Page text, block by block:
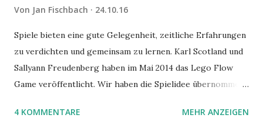
Von Jan Fischbach 24.10.16
Spiele bieten eine gute Gelegenheit, zeitliche Erfahrungen
zu verdichten und gemeinsam zu lernen. Karl Scotland und
Sallyann Freudenberg haben im Mai 2014 das Lego Flow
Game veröffentlicht. Wir haben die Spielidee übernommen,
benutzen wir Material aus Grzegorz Rejchtmans Ubongo-
4 KOMMENTARE MEHR ANZEIGEN